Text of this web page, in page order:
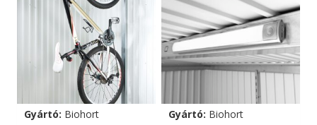
variációja
van.
változatok
a
több
variációja
van.
A
a
Gyártó: Biohort Gyártó: Biohort